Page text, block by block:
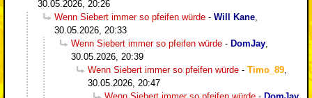
30.05.2026, 20:26
Wenn Siebert immer so pfeifen würde - Will Kane
30.05.2026, 20:33
Wenn Siebert immer so pfeifen würde - DomJay
30.05.2026, 20:39
Wenn Siebert immer so pfeifen würde - Timo_89
30.05.2026, 20:47